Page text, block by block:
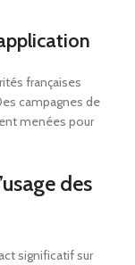
françaises
campagnes de
menées pour
des
significatif sur